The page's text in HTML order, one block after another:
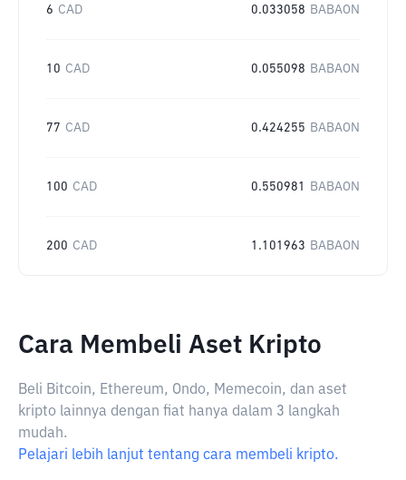
6 CAD 0.033058 BABAON
10 CAD 0.055098 BABAON
77 CAD 0.424255 BABAON
100 CAD 0.550981 BABAON
200 CAD 1.101963 BABAON
Cara Membeli Aset Kripto
Beli Bitcoin, Ethereum, Ondo, Memecoin, dan aset
kripto lainnya dengan fiat hanya dalam 3 langkah
mudah.
Pelajari lebih lanjut tentang cara membeli kripto.